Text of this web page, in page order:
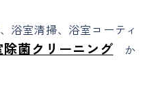
浴室清掃、浴室コーティ
除菌クリーニング か